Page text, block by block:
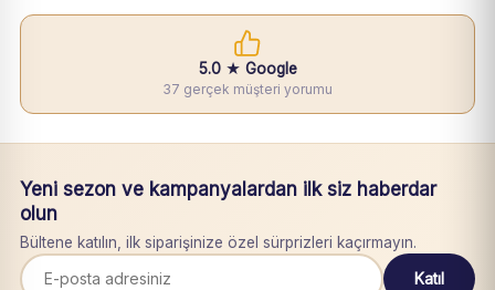
5.0 ★ Google
37 gerçek müşteri yorumu
Yeni sezon ve kampanyalardan ilk siz haberdar
olun
Bültene katılın, ilk siparişinize özel sürprizleri kaçırmayın.
Katıl